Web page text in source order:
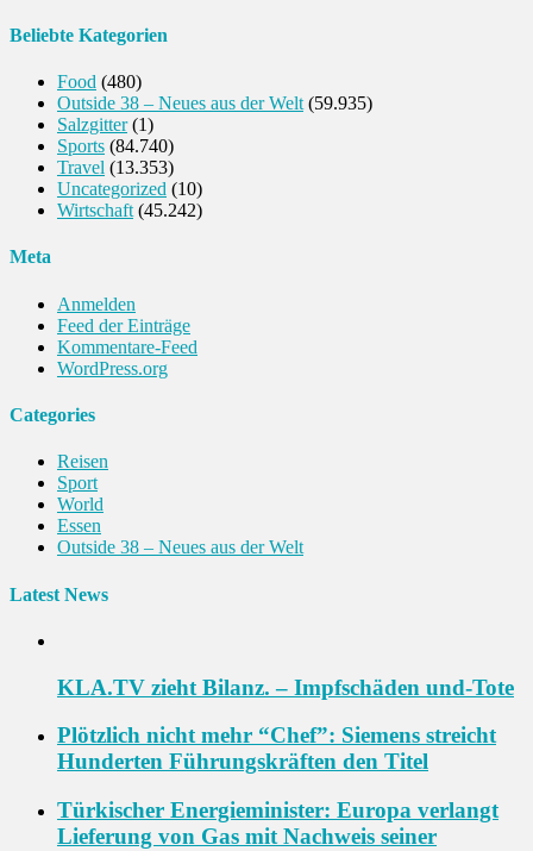
Beliebte Kategorien
Food (480)
Outside 38 – Neues aus der Welt (59.935)
Salzgitter(1)
Sports (84.740)
Travel (13.353)
Uncategorized (10)
Wirtschaft (45.242)
Meta
Anmelden
Feed der Einträge
Kommentare-Feed
WordPress.org
Categories
Reisen
Sport
World
Essen
Outside 38 – Neues aus der Welt
Latest News
KLA.TV zieht Bilanz. – Impfschäden und-Tote
Plötzlich nicht mehr “Chef”: Siemens streicht
Hunderten Führungskräften den Titel
Türkischer Energieminister: Europa verlangt
Lieferung von Gas mit Nachweis seiner